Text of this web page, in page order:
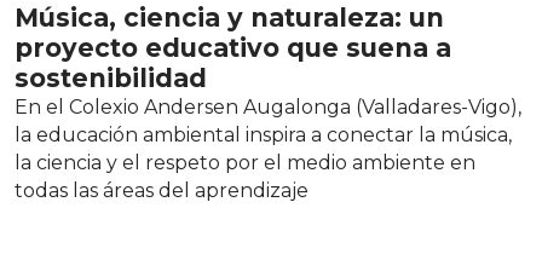
Música, ciencia y naturaleza: un
proyecto educativo que suena a
sostenibilidad
En el Colexio Andersen Augalonga (Valladares-Vigo),
la educación ambiental inspira a conectar la música,
la ciencia y el respeto por el medio ambiente en
todas las áreas del aprendizaje